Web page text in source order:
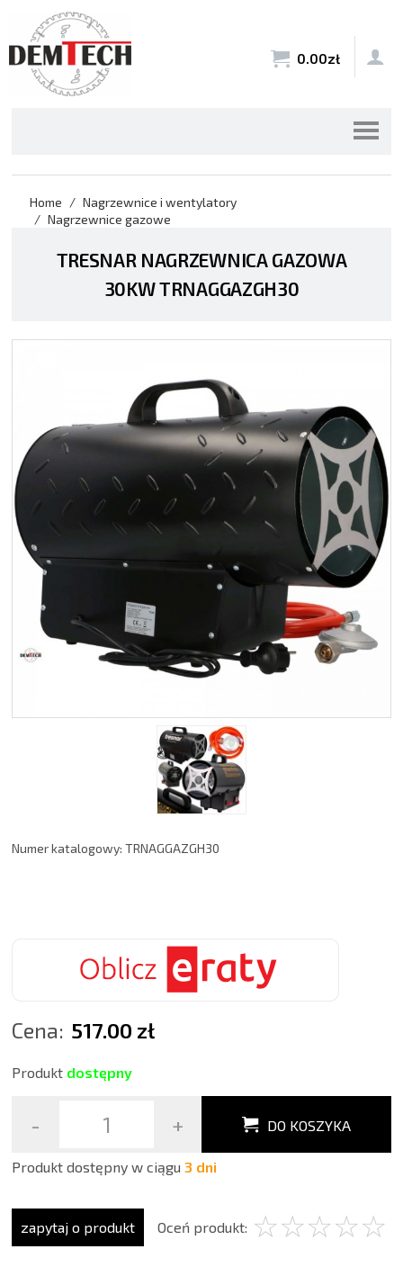
 0.00zł 
Home
Nagrzewnice i wentylatory
Nagrzewnice gazowe
TRESNAR NAGRZEWNICA GAZOWA
30KW TRNAGGAZGH30
Numer katalogowy: TRNAGGAZGH30
Cena: 517.00 zł
Produkt dostępny
- + DO KOSZYKA
Produkt dostępny w ciągu3 dni
zapytaj o produkt Oceń produkt: ☆☆☆☆☆
★★★★★